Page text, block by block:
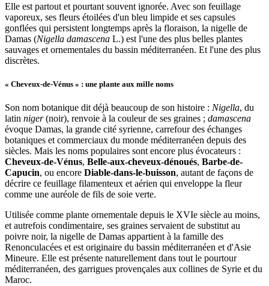
Elle est partout et pourtant souvent ignorée. Avec son feuillage
vaporeux, ses fleurs étoilées d'un bleu limpide et ses capsules
gonflées qui persistent longtemps après la floraison, la nigelle de
Damas (Nigella damascena L.) est l'une des plus belles plantes
sauvages et ornementales du bassin méditerranéen. Et l'une des plus
discrètes.
« Cheveux-de-Vénus » : une plante aux mille noms
Son nom botanique dit déjà beaucoup de son histoire : Nigella, du
latin niger(noir), renvoie à la couleur de ses graines ; damascena
évoque Damas, la grande cité syrienne, carrefour des échanges
botaniques et commerciaux du monde méditerranéen depuis des
siècles. Mais les noms populaires sont encore plus évocateurs :
Cheveux-de-Vénus, Belle-aux-cheveux-dénoués, Barbe-de-
Capucin, ou encore Diable-dans-le-buisson, autant de façons de
décrire ce feuillage filamenteux et aérien qui enveloppe la fleur
comme une auréole de fils de soie verte.
Utilisée comme plante ornementale depuis le XVIe siècle au moins,
et autrefois condimentaire, ses graines servaient de substitut au
poivre noir, la nigelle de Damas appartient à la famille des
Renonculacées et est originaire du bassin méditerranéen et d'Asie
Mineure. Elle est présente naturellement dans tout le pourtour
méditerranéen, des garrigues provençales aux collines de Syrie et du
Maroc.